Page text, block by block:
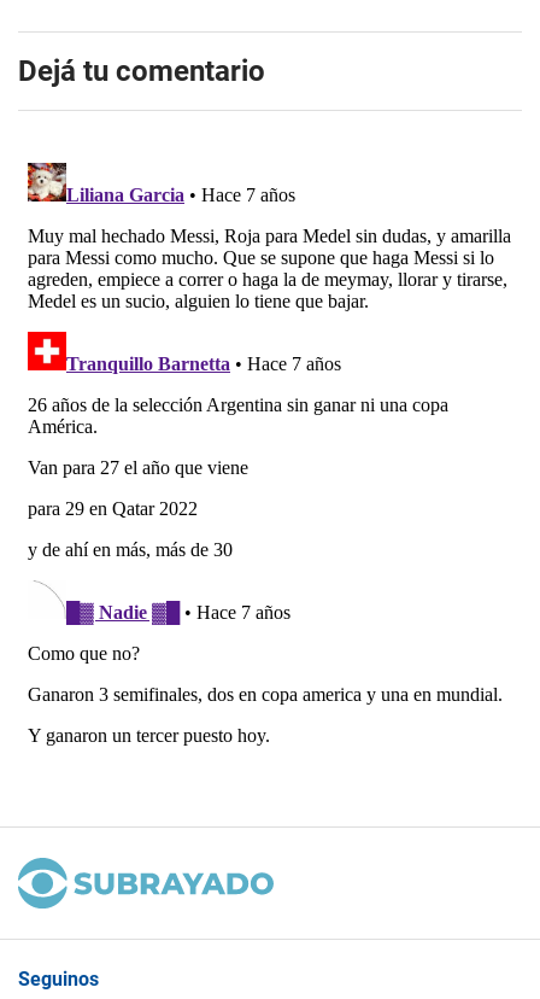
Dejá tu comentario
Seguinos